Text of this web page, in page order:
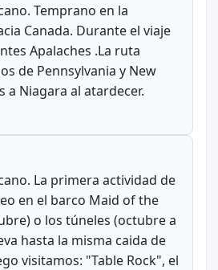
Temprano en la
Canada. Durante el viaje
Apalaches .La ruta
de Pennsylvania y New
a Niagara al atardecer.
La primera actividad de
en el barco Maid of the
o los túneles (octubre a
hasta la misma caida de
visitamos: "Table Rock", el